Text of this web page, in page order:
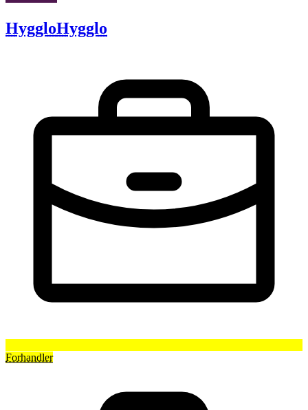
HyggloHygglo
Forhandler